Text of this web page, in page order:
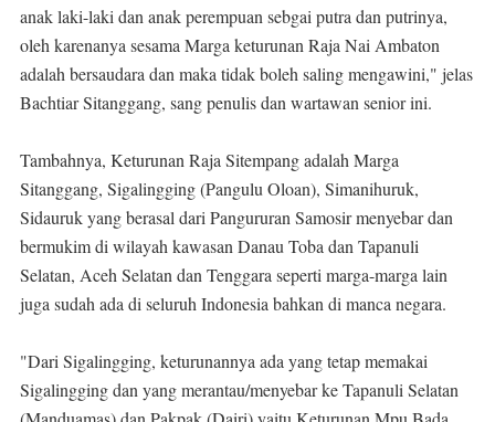
anak laki-laki dan anak perempuan sebgai putra dan putrinya,
oleh karenanya sesama Marga keturunan Raja Nai Ambaton
adalah bersaudara dan maka tidak boleh saling mengawini," jelas
Bachtiar Sitanggang, sang penulis dan wartawan senior ini.
Tambahnya, Keturunan Raja Sitempang adalah Marga
Sitanggang, Sigalingging (Pangulu Oloan), Simanihuruk,
Sidauruk yang berasal dari Pangururan Samosir menyebar dan
bermukim di wilayah kawasan Danau Toba dan Tapanuli
Selatan, Aceh Selatan dan Tenggara seperti marga-marga lain
juga sudah ada di seluruh Indonesia bahkan di manca negara.
"Dari Sigalingging, keturunannya ada yang tetap memakai
Sigalingging dan yang merantau/menyebar ke Tapanuli Selatan